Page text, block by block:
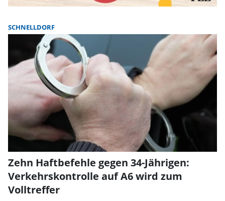
SCHNELLDORF
Zehn Haftbefehle gegen 34-Jährigen:
Verkehrskontrolle auf A6 wird zum
Volltreffer